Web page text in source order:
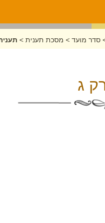
סדר מועד > מסכת תענית >
ג